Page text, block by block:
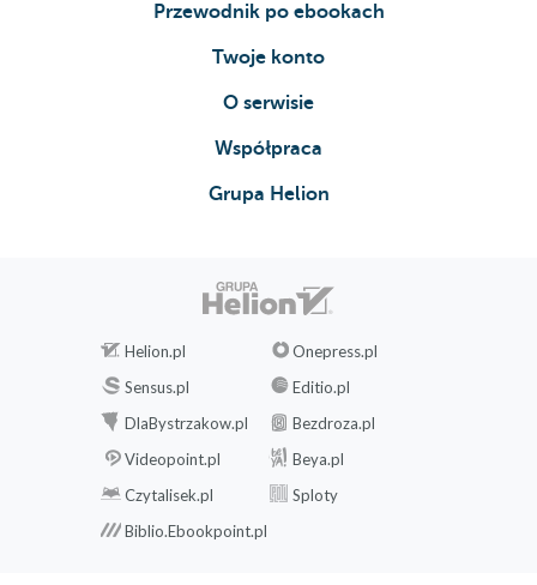
Przewodnik po ebookach
Twoje konto
O serwisie
Współpraca
Grupa Helion
Helion.pl
Onepress.pl
Sensus.pl
Editio.pl
DlaBystrzakow.pl
Bezdroza.pl
Videopoint.pl
Beya.pl
Czytalisek.pl
Sploty
Biblio.Ebookpoint.pl